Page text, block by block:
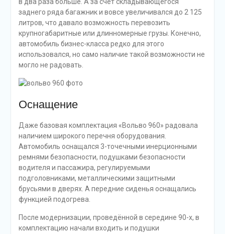
в два раза больше. А за счёт складывающегося
заднего ряда багажник и вовсе увеличивался до 2 125
литров, что давало возможность перевозить
крупногабаритные или длинномерные грузы. Конечно,
автомобиль бизнес-класса редко для этого
использовался, но само наличие такой возможности не
могло не радовать.
Оснащение
Даже базовая комплектация «Вольво 960» радовала
наличием широкого перечня оборудования.
Автомобиль оснащался 3-точечными инерционными
ремнями безопасности, подушками безопасности
водителя и пассажира, регулируемыми
подголовниками, металлическими защитными
брусьями в дверях. А передние сиденья оснащались
функцией подогрева.
После модернизации, проведённой в середине 90-х, в
комплектацию начали входить и подушки